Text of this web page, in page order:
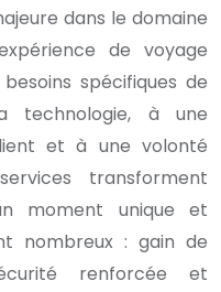
dans le domaine
de voyage
spécifiques de
technologie, à une
et à une volonté
transforment
moment unique et
nombreux : gain de
renforcée et